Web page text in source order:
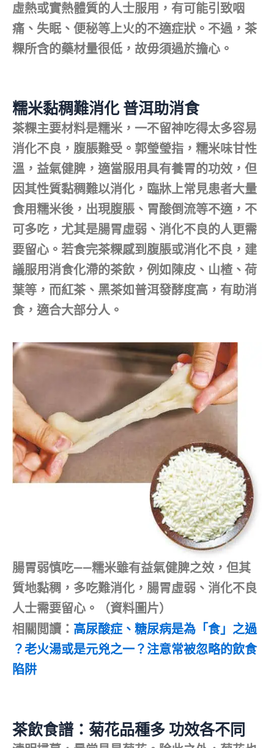
虛熱或實熱體質的人士服用，有可能引致咽
痛、失眠、便秘等上火的不適症狀。不過，茶
粿所含的藥材量很低，故毋須過於擔心。
糯米黏稠難消化 普洱助消食
茶粿主要材料是糯米，一不留神吃得太多容易
消化不良，腹脹難受。郭瑩瑩指，糯米味甘性
溫，益氣健脾，適當服用具有養胃的功效，但
因其性質黏稠難以消化，臨牀上常見患者大量
食用糯米後，出現腹脹、胃酸倒流等不適，不
可多吃，尤其是腸胃虛弱、消化不良的人更需
要留心。若食完茶粿感到腹脹或消化不良，建
議服用消食化滯的茶飲，例如陳皮、山楂、荷
葉等，而紅茶、黑茶如普洱發酵度高，有助消
食，適合大部分人。
腸胃弱慎吃——糯米雖有益氣健脾之效，但其
質地黏稠，多吃難消化，腸胃虛弱、消化不良
人士需要留心。（資料圖片）
相關閲讀： 高尿酸症、糖尿病是為「食」之過
？老火湯或是元兇之一？注意常被忽略的飲食
陷阱
茶飲食譜：菊花品種多 功效各不同